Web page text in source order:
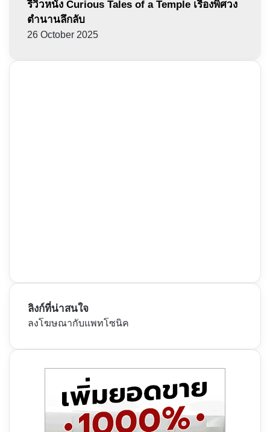
รีวิวหนัง Curious Tales of a Temple เรื่องพิศวง
ตำนานลึกลับ
26 October 2025
ลิงก์ที่น่าสนใจ
ลงโฆษณากับแพทโซนิค